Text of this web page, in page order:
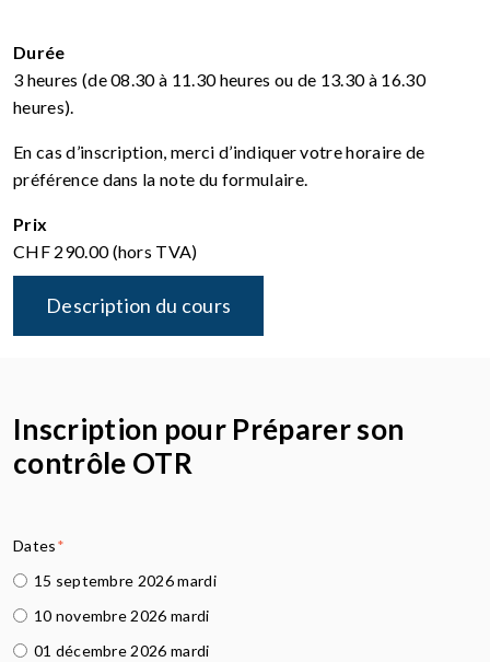
Durée
3 heures (de 08.30 à 11.30 heures ou de 13.30 à 16.30
heures).
En cas d’inscription, merci d’indiquer votre horaire de
préférence dans la note du formulaire.
Prix
CHF 290.00 (hors TVA)
Description du cours
Inscription pour Préparer son
contrôle OTR
Dates*
15 septembre 2026 mardi
10 novembre 2026 mardi
01 décembre 2026 mardi